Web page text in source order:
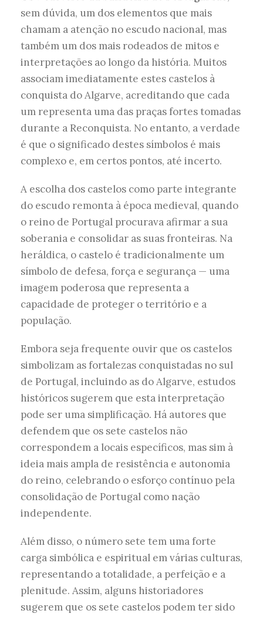
sem dúvida, um dos elementos que mais
chamam a atenção no escudo nacional, mas
também um dos mais rodeados de mitos e
interpretações ao longo da história. Muitos
associam imediatamente estes castelos à
conquista do Algarve, acreditando que cada
um representa uma das praças fortes tomadas
durante a Reconquista. No entanto, a verdade
é que o significado destes símbolos é mais
complexo e, em certos pontos, até incerto.
A escolha dos castelos como parte integrante
do escudo remonta à época medieval, quando
o reino de Portugal procurava afirmar a sua
soberania e consolidar as suas fronteiras. Na
heráldica, o castelo é tradicionalmente um
símbolo de defesa, força e segurança — uma
imagem poderosa que representa a
capacidade de proteger o território e a
população.
Embora seja frequente ouvir que os castelos
simbolizam as fortalezas conquistadas no sul
de Portugal, incluindo as do Algarve, estudos
históricos sugerem que esta interpretação
pode ser uma simplificação. Há autores que
defendem que os sete castelos não
correspondem a locais específicos, mas sim à
ideia mais ampla de resistência e autonomia
do reino, celebrando o esforço contínuo pela
consolidação de Portugal como nação
independente.
Além disso, o número sete tem uma forte
carga simbólica e espiritual em várias culturas,
representando a totalidade, a perfeição e a
plenitude. Assim, alguns historiadores
sugerem que os sete castelos podem ter sido